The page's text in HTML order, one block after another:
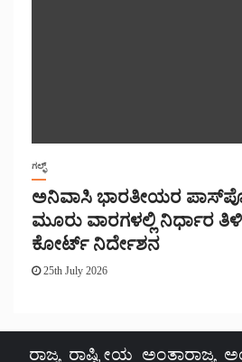
ಗಲ್ಫ್
ಅನಿವಾಸಿ ಭಾರತೀಯರ
ಮೂರು ವಾರಗಳಲ್ಲಿ ನಿರ್ಧಾರ
ಕೋರ್ಟ್ ನಿರ್ದೇಶನ
25th July 2026
ರಾಜ್ಯ ರಾಷ್ಟ್ರೀಯ ಅಂತಾರಾಜ್ಯ